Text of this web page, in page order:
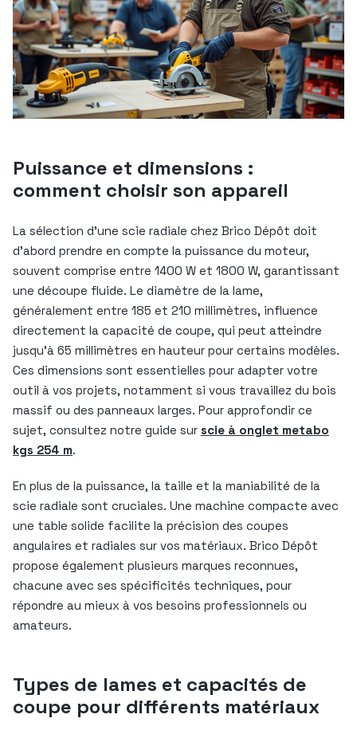
Puissance et dimensions :
comment choisir son appareil
La sélection d’une scie radiale chez Brico Dépôt doit
d’abord prendre en compte la puissance du moteur,
souvent comprise entre 1400 W et 1800 W, garantissant
une découpe fluide. Le diamètre de la lame,
généralement entre 185 et 210 millimètres, influence
directement la capacité de coupe, qui peut atteindre
jusqu’à 65 millimètres en hauteur pour certains modèles.
Ces dimensions sont essentielles pour adapter votre
outil à vos projets, notamment si vous travaillez du bois
massif ou des panneaux larges. Pour approfondir ce
sujet, consultez notre guide sur scie à onglet metabo
kgs 254 m.
En plus de la puissance, la taille et la maniabilité de la
scie radiale sont cruciales. Une machine compacte avec
une table solide facilite la précision des coupes
angulaires et radiales sur vos matériaux. Brico Dépôt
propose également plusieurs marques reconnues,
chacune avec ses spécificités techniques, pour
répondre au mieux à vos besoins professionnels ou
amateurs.
Types de lames et capacités de
coupe pour différents matériaux